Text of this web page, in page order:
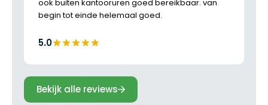
ook buiten kantooruren goed bereikbaar. van
begin tot einde helemaal goed.
5.0
Bekijk alle reviews